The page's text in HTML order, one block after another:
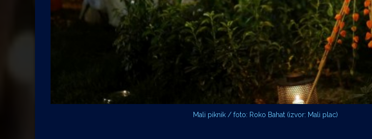
Mali piknik / foto: Roko Bahat (izvor: Mali plac)